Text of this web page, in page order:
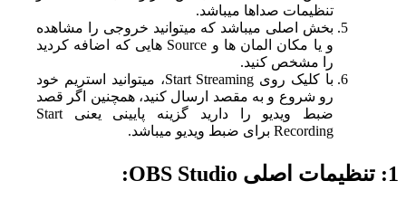
تنظیمات صداها میباشد.
بخش اصلی میباشد که میتوانید خروجی را مشاهده
و یا مکان المان ها و Source هایی که اضافه کردید
را مشخص کنید.
با کلیک روی Start Streaming، میتوانید استریم خود
رو شروع و به مقصد ارسال کنید، همچنین اگر قصد
ضبط ویدیو را دارید گزینه پایینی یعنی Start
Recording برای ضبط ویدیو میباشد.
1: تنظیمات اصلی OBS Studio: